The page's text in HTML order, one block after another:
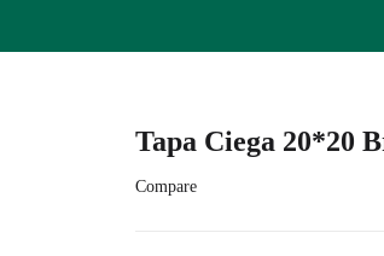
Tapa Ciega 20*20
Compare